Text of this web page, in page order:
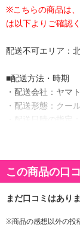
※こちらの商品は
は以下よりご確認
配送不可エリア：
■配送方法・時期
・配送会社：ヤマ
・配送形態：クー
・配送日時の指定
・商品は「The
この商品の口
※商品の感想以外の投